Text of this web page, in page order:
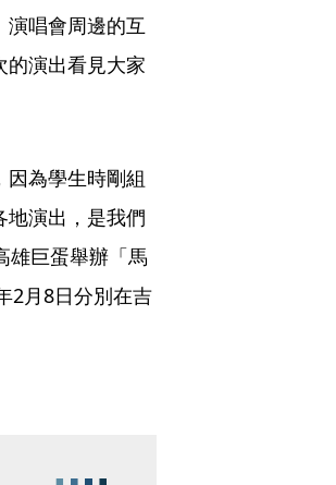
演唱會周邊的互
的演出看見大家
為學生時剛組
地演出，是我們
雄巨蛋舉辦「馬
2月8日分別在吉